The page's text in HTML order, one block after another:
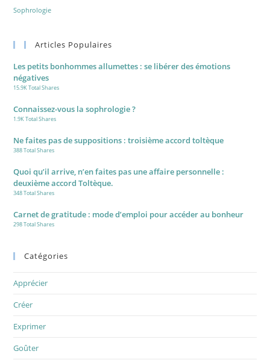
Sophrologie
Articles Populaires
Les petits bonhommes allumettes : se libérer des émotions
négatives
15.9K Total Shares
Connaissez-vous la sophrologie ?
1.9K Total Shares
Ne faites pas de suppositions : troisième accord toltèque
388 Total Shares
Quoi qu’il arrive, n’en faites pas une affaire personnelle :
deuxième accord Toltèque.
348 Total Shares
Carnet de gratitude : mode d’emploi pour accéder au bonheur
298 Total Shares
Catégories
Apprécier
Créer
Exprimer
Goûter